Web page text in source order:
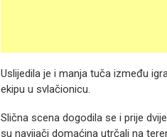
Uslijedila je i manja tuča između
ekipu u svlačionicu.
Slična scena dogodila se i prije
su navijači domaćina utrčali na